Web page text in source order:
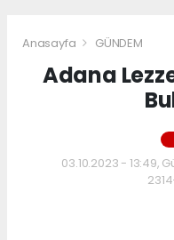
Anasayfa GÜNDEM
Adana
03.10.2023 - 13:49,